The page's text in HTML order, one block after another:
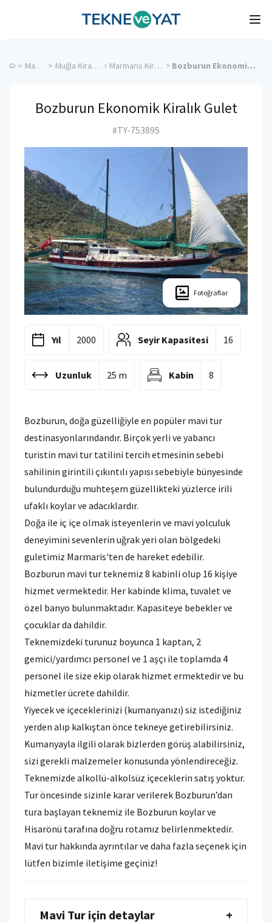
Tekne ve Yat
> Mavi Tur > Muğla Kiralık Yatlar > Marmaris Kiralık Yatlar > Bozburun Ekonomik Kiralık Gulet
Bozburun Ekonomik Kiralık Gulet
#TY-753895
Fotoğraflar
Yıl 2000 Seyir Kapasitesi 16
Uzunluk 25 m Kabin 8
Bozburun, doğa güzelliğiyle en popüler mavi tur
destinasyonlarındandır. Birçok yerli ve yabancı
turistin mavi tur tatilini tercih etmesinin sebebi
sahilinin girintili çıkıntılı yapısı sebebiyle bünyesinde
bulundurduğu muhteşem güzellikteki yüzlerce irili
ufaklı koylar ve adacıklardır.
Doğa ile iç içe olmak isteyenlerin ve mavi yolculuk
deneyimini sevenlerin uğrak yeri olan bölgedeki
guletimiz Marmaris'ten de hareket edebilir.
Bozburun mavi tur teknemiz 8 kabinli olup 16 kişiye
hizmet vermektedir. Her kabinde klima, tuvalet ve
özel banyo bulunmaktadır. Kapasiteye bebekler ve
çocuklar da dahildir.
Teknemizdeki turunuz boyunca 1 kaptan, 2
gemici/yardımcı personel ve 1 aşçı ile toplamda 4
personel ile size ekip olarak hizmet ermektedir ve bu
hizmetler ücrete dahildir.
Yiyecek ve içeceklerinizi (kumanyanızı) siz istediğiniz
yerden alıp kalkıştan önce tekneye getirebilirsiniz.
Kumanyayla ilgili olarak bizlerden görüş alabilirsiniz,
sizi gerekli malzemeler konusunda yönlendireceğiz.
Teknemizde alkollü-alkolsüz içeceklerin satış yoktur.
Tur öncesinde sizinle karar verilerek Bozburun’dan
tura başlayan teknemiz ile Bozburun koylar ve
Hisarönü tarafına doğru rotamız belirlenmektedir.
Mavi tur hakkında ayrıntılar ve daha fazla seçenek için
lütfen bizimle iletişime geçiniz!
Mavi Tur için detaylar +